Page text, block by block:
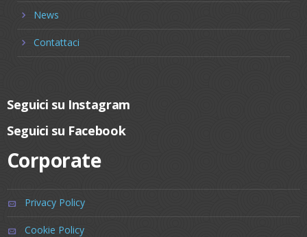
News
Contattaci
Seguici su Instagram
Seguici su Facebook
Corporate
Privacy Policy
Cookie Policy